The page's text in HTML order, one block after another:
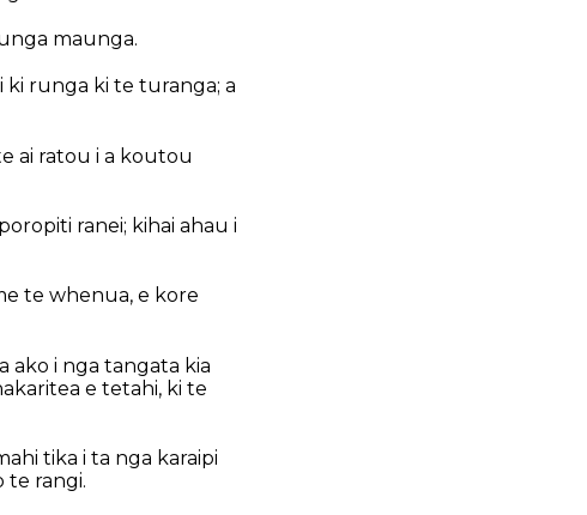
maunga.
ki runga ki te turanga; a
ai ratou i a koutou
ranei; kihai ahau i
te whenua, e kore
ako i nga tangata kia
e tetahi, ki te
tika i ta nga karaipi
te rangi.